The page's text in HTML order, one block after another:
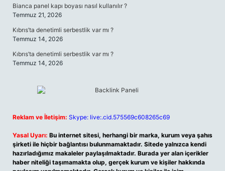
Bianca panel kapı boyası nasıl kullanılır ?
Temmuz 21, 2026
Kıbrıs’ta denetimli serbestlik var mı ?
Temmuz 14, 2026
Kıbrıs’ta denetimli serbestlik var mı ?
Temmuz 14, 2026
Reklam ve İletişim: Skype: live:.cid.575569c608265c69
Yasal Uyarı: Bu internet sitesi, herhangi bir marka, kurum veya şahıs
şirketi ile hiçbir bağlantısı bulunmamaktadır. Sitede yalnızca kendi
hazırladığımız makaleler paylaşılmaktadır. Burada yer alan içerikler
haber niteliği taşımamakta olup, gerçek kurum ve kişiler hakkında